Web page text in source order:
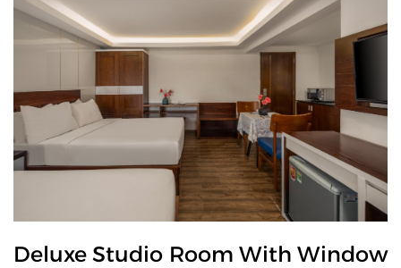
Deluxe Studio Room With Window